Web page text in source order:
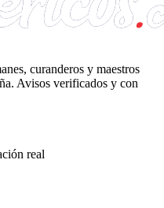
curanderos y maestros
Avisos verificados y con
real